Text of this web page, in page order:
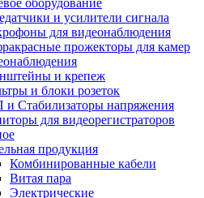
оборудование
и усилители сигнала
для видеонаблюдения
прожекторы для камер
и крепеж
и блоки розеток
Стабилизаторы напряжения
для видеорегистраторов
продукция
Комбинированные кабели
Витая пара
Электрические